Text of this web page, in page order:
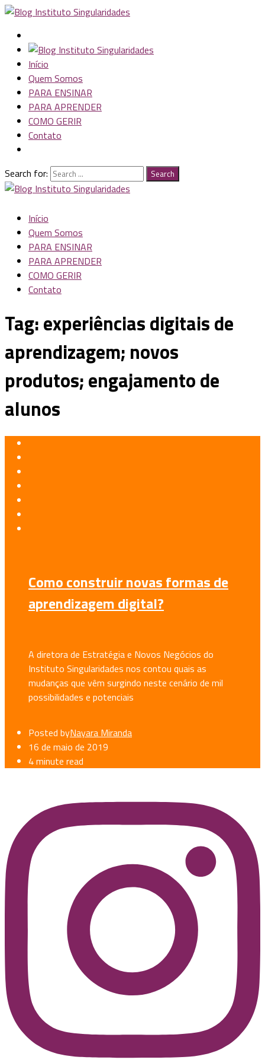
Início
Quem Somos
PARA ENSINAR
PARA APRENDER
COMO GERIR
Contato
Search for: Search
Início
Quem Somos
PARA ENSINAR
PARA APRENDER
COMO GERIR
Contato
Tag:experiências digitais de
aprendizagem; novos
produtos; engajamento de
alunos
Como construir novas formas de
aprendizagem digital?
A diretora de Estratégia e Novos Negócios do
Instituto Singularidades nos contou quais as
mudanças que vêm surgindo neste cenário de mil
possibilidades e potenciais
Posted byNayara Miranda
16 de maio de 2019
4 minute read